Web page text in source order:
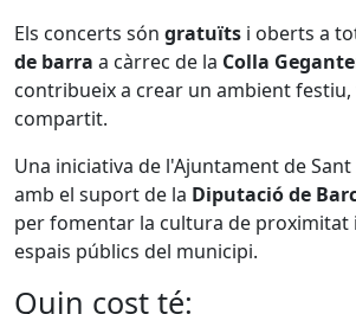
Els concerts són gratuïts i oberts a
de barra a càrrec de la Colla
contribueix a crear un ambient
compartit.
Una iniciativa de l'Ajuntament de
amb el suport de la Diputació de
per fomentar la cultura de proximitat
espais públics del municipi.
Quin cost té: